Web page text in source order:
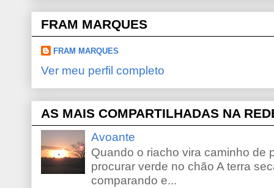
FRAM MARQUES
FRAM MARQUES
Ver meu perfil completo
AS MAIS COMPARTILHADAS NA
Avoante
Quando o riacho vira caminho de
procurar verde no chão A terra
comparando e...